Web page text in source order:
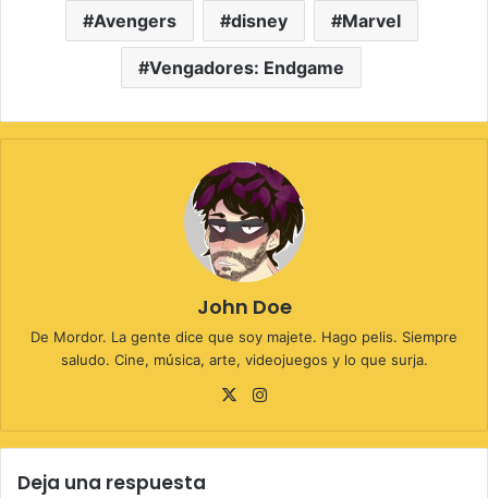
Avengers disney Marvel
Vengadores: Endgame
John Doe
De Mordor. La gente dice que soy majete. Hago pelis. Siempre
saludo. Cine, música, arte, videojuegos y lo que surja.
X
Deja una respuesta